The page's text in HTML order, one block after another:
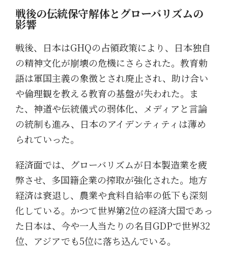
戦後の伝統保守解体とグローバリズムの
影響
戦後、日本はGHQの占領政策により、日本独自
の精神文化が崩壊の危機にさらされた。教育勅
語は軍国主義の象徴とされ廃止され、助け合い
や倫理観を教える教育の基盤が失われた。ま
た、神道や伝統儀式の弱体化、メディアと言論
の統制も進み、日本のアイデンティティは薄め
られていった。
経済面では、グローバリズムが日本製造業を疲
弊させ、多国籍企業の搾取が強化された。地方
経済は衰退し、農業や食料自給率の低下も深刻
化している。かつて世界第2位の経済大国であっ
た日本は、今や一人当たりの名目GDPで世界32
位、アジアでも5位に落ち込んでいる。